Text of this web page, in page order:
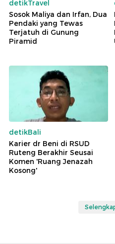
detikTravel
Sosok Maliya dan Irfan, Dua
Pendaki yang Tewas
Terjatuh di Gunung
Piramid
detikBali
Karier dr Beni di RSUD
Ruteng Berakhir Seusai
Komen 'Ruang Jenazah
Kosong'